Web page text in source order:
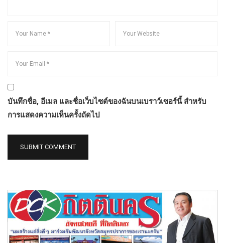
บันทึกชื่อ, อีเมล และชื่อเว็บไซต์ของฉันบนเบราว์เซอร์นี้ สำหรับ
การแสดงความเห็นครั้งถัดไป